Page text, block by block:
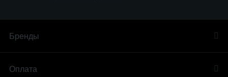
Бренды
Оплата